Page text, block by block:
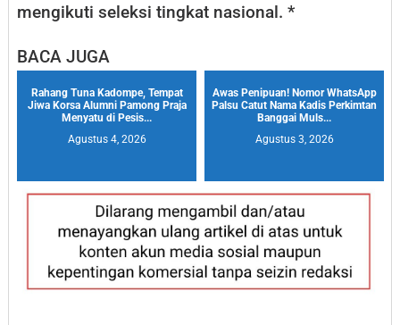
mengikuti seleksi tingkat nasional. *
BACA JUGA
Rahang Tuna Kadompe, Tempat
Jiwa Korsa Alumni Pamong Praja
Menyatu di Pesis...
Agustus 4, 2026
Awas Penipuan! Nomor WhatsApp
Palsu Catut Nama Kadis Perkimtan
Banggai Muls...
Agustus 3, 2026